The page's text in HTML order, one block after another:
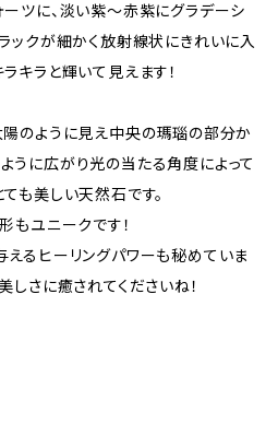
ツに、淡い紫～赤紫にグラデーシ
ックが細かく放射線状にきれいに入
キラと輝いて見えます！
陽のように見え中央の瑪瑙の部分か
うに広がり光の当たる角度によって
も美しい天然石です。
もユニークです！
るヒーリングパワーも秘めていま
しさに癒されてくださいね！